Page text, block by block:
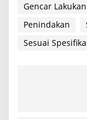
Gencar Lakukan
Penindakan
Sesuai